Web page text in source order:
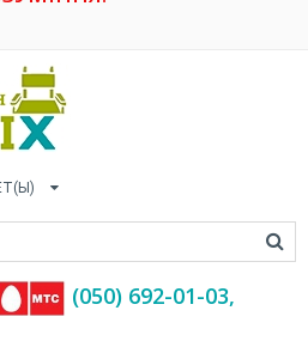
(‎050) 692-01-03,